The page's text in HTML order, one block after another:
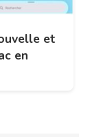
et
en